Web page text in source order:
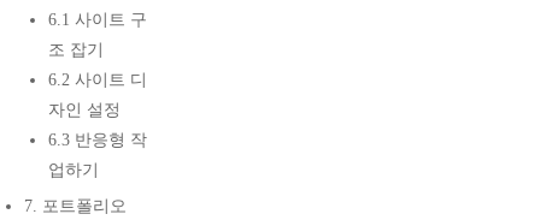
6.1 사이트 구
조 잡기
6.2 사이트 디
자인 설정
6.3 반응형 작
업하기
7. 포트폴리오